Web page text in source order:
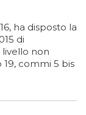
ha disposto la
di
livello non
commi 5 bis